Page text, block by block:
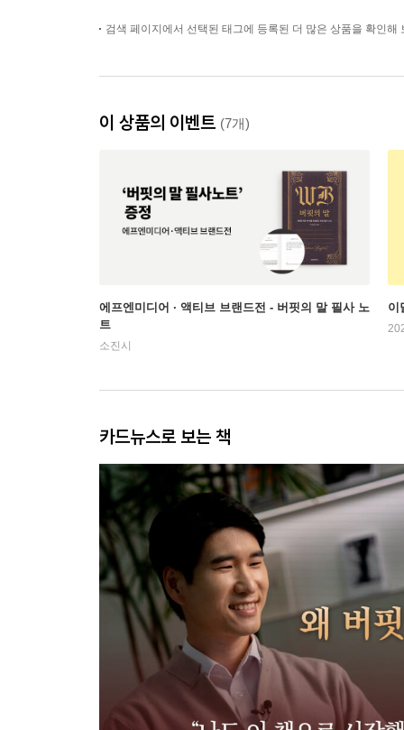
검색 페이지에서 선택된 태그에 등록된 더 많은 상품을 확인해
이 상품의 이벤트 (7개)
에프엔미디어 · 액티브 브랜드전 - 버핏의 말 필사 노
트
소진시
이
카드뉴스로 보는 책